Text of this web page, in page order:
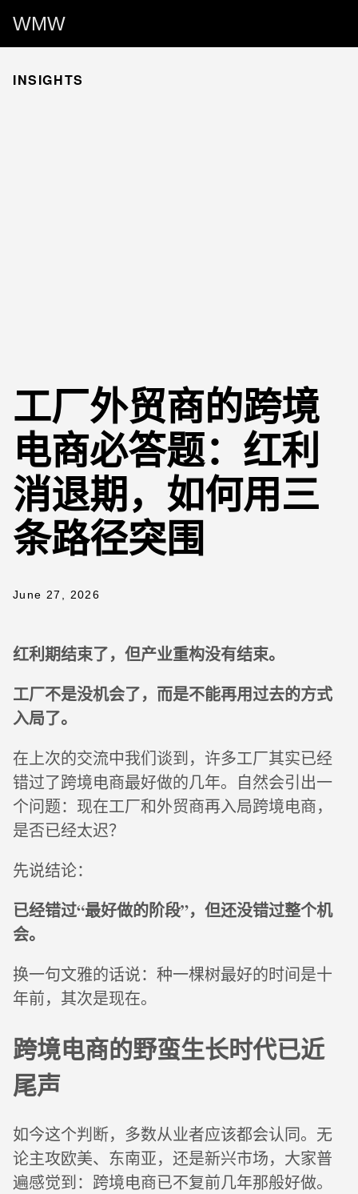
WMW
INSIGHTS
工厂外贸商的跨境
电商必答题：红利
消退期，如何用三
条路径突围
June 27, 2026
红利期结束了，但产业重构没有结束。
工厂不是没机会了，而是不能再用过去的方式
入局了。
在上次的交流中我们谈到，许多工厂其实已经
错过了跨境电商最好做的几年。自然会引出一
个问题：现在工厂和外贸商再入局跨境电商，
是否已经太迟？
先说结论：
已经错过“最好做的阶段”，但还没错过整个机
会。
换一句文雅的话说：种一棵树最好的时间是十
年前，其次是现在。
跨境电商的野蛮生长时代已近
尾声
如今这个判断，多数从业者应该都会认同。无
论主攻欧美、东南亚，还是新兴市场，大家普
遍感觉到：跨境电商已不复前几年那般好做。